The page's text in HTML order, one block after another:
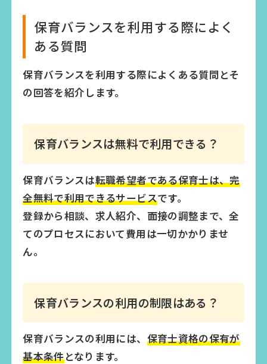
保育バランスを利用する際によく
ある質問
保育バランスを利用する際によくある質問とそ
の回答を紹介します。
保育バランスは無料で利用できる？
保育バランスは転職希望者である保育士は、完
全無料で利用できるサービスです。
登録から相談、求人紹介、面接の調整まで、全
てのプロセスにおいて費用は一切かかりませ
ん。
保育バランスの利用の制限はある？
保育バランスの利用には、 保育士資格の保有が
基本条件となります。